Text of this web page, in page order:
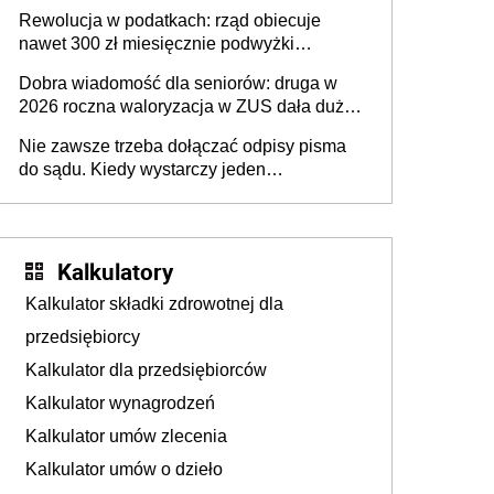
Rewolucja w podatkach: rząd obiecuje
nawet 300 zł miesięcznie podwyżki
Dobra wiadomość dla seniorów: druga w
2026 roczna waloryzacja w ZUS dała duży
Nie zawsze trzeba dołączać odpisy pisma
do sądu. Kiedy wystarczy jeden
Kalkulatory
Kalkulator składki zdrowotnej dla
przedsiębiorcy
Kalkulator dla przedsiębiorców
Kalkulator wynagrodzeń
Kalkulator umów zlecenia
Kalkulator umów o dzieło